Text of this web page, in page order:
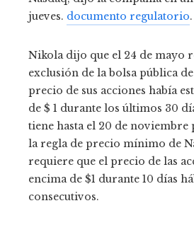
jueves. documento regulatorio.
Nikola dijo que el 24 de mayo
exclusión de la bolsa pública
precio de sus acciones había
de $ 1 durante los últimos 30
tiene hasta el 20 de
la regla de precio mínimo de
requiere que el precio de las
encima de $1 durante 10 días
consecutivos.